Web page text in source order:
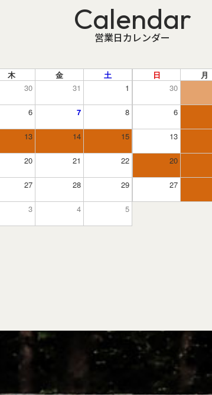
Calendar
営業日カレンダー
木 金
土
30
31 1
6 7 8
13 14 15
20 21 22
27 28 29
3 4 5
日 月
30
6
13
20
27